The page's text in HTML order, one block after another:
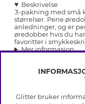
Beskrivelse
3-pakning med små
størrelser. Pene
anledninger, og er
øredobber hvis du
favoritter i
Mer informasjon
Glitter bruker